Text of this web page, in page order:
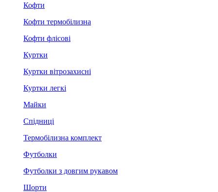
Кофти
Кофти термобілизна
Кофти флісові
Куртки
Куртки вітрозахисні
Куртки легкі
Майки
Спідниці
Термобілизна комплект
Футболки
Футболки з довгим рукавом
Шорти